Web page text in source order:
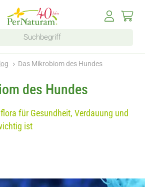
Das Mikrobiom des Hundes
des Hundes
für Gesundheit, Verdauung und
ist